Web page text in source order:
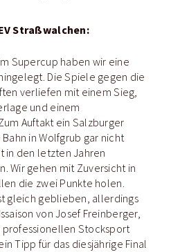
Straßwalchen:
Supercup haben wir eine
Die Spiele gegen die
verliefen mit einem Sieg,
und einem
Auftakt ein Salzburger
in Wolfgrub gar nicht
in den letzten Jahren
Wir gehen mit Zuversicht in
die zwei Punkte holen.
gleich geblieben, allerdings
von Josef Freinberger,
Stocksport
Tipp für das diesjährige Final